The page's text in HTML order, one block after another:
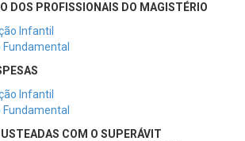
DOS PROFISSIONAIS DO MAGISTÉRIO
Infantil
Fundamental
Infantil
Fundamental
COM O SUPERÁVIT